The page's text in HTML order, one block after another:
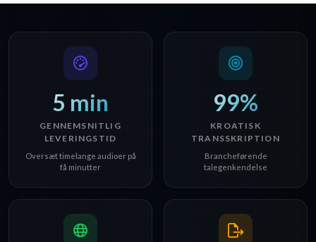
5 min
GENNEMSNITLIG
LEVERINGSTID
Oversæt timelange audioer på
få minutter
99%
KROATISK
TRANSSKRIPTION
Brancheførende
talegenkendelse